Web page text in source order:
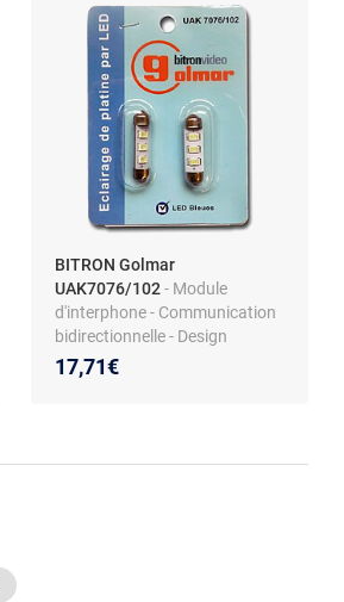
BITRON Golmar
UAK7076/102- Module
d'interphone - Communication
bidirectionnelle - Design
compact
17,71€